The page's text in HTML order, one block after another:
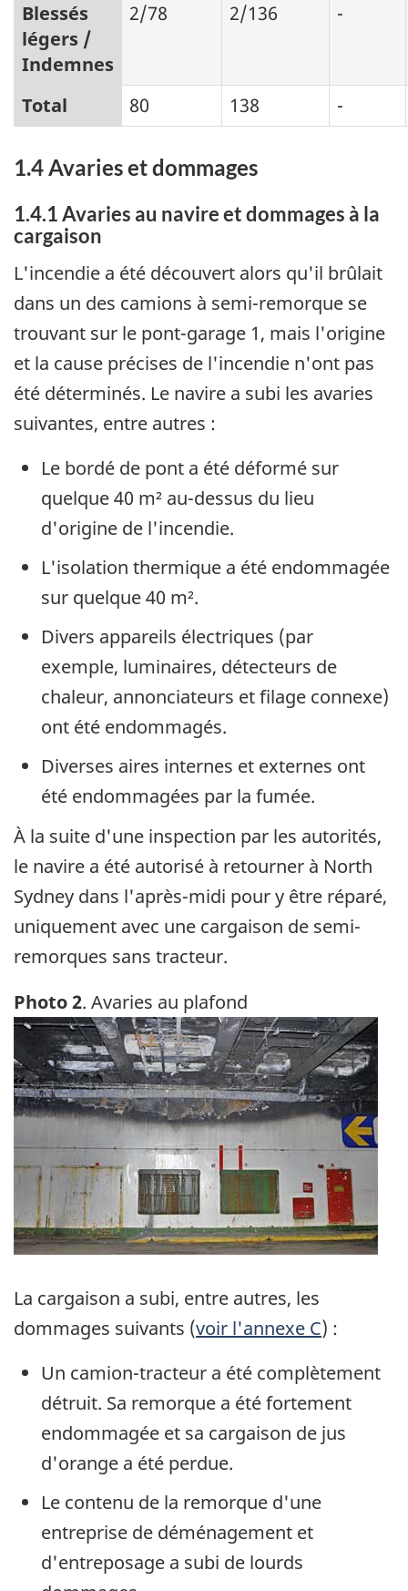
Blessés
légers /
Indemnes
2/78 2/136 -
Total 80 138 -
1.4 Avaries et dommages
1.4.1 Avaries au navire et dommages à la
cargaison
L'incendie a été découvert alors qu'il brûlait
dans un des camions à semi-remorque se
trouvant sur le pont-garage 1, mais l'origine
et la cause précises de l'incendie n'ont pas
été déterminés. Le navire a subi les avaries
suivantes, entre autres :
Le bordé de pont a été déformé sur
quelque 40 m² au-dessus du lieu
d'origine de l'incendie.
L'isolation thermique a été endommagée
sur quelque 40 m².
Divers appareils électriques (par
exemple, luminaires, détecteurs de
chaleur, annonciateurs et filage connexe)
ont été endommagés.
Diverses aires internes et externes ont
été endommagées par la fumée.
À la suite d'une inspection par les autorités,
le navire a été autorisé à retourner à North
Sydney dans l'après-midi pour y être réparé,
uniquement avec une cargaison de semi-
remorques sans tracteur.
Photo 2. Avaries au plafond
Image
La cargaison a subi, entre autres, les
dommages suivants (voir l'annexe C) :
Un camion-tracteur a été complètement
détruit. Sa remorque a été fortement
endommagée et sa cargaison de jus
d'orange a été perdue.
Le contenu de la remorque d'une
entreprise de déménagement et
d'entreposage a subi de lourds